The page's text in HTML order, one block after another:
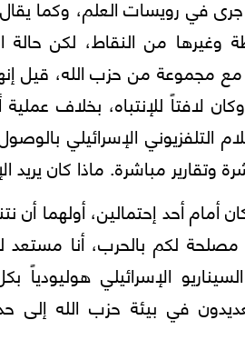
في رويسات العلم، وكما يقال
من النقاط، لكن حالة
مجموعة من حزب الله، قيل إنها
لافتاً للإنتباه، بخلاف
التلفزيوني الإسرائيلي
مباشرة. ماذا كان يريد
أمام أحد إحتمالين، أولهما
مصلحة لكم بالحرب، أنا
الإسرائيلي هوليودياً
في بيئة حزب الله إلى